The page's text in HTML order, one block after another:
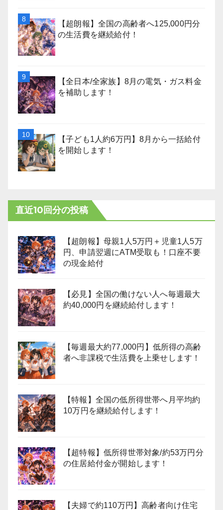
【超朗報】全国の高齢者へ125,000円分
の生活費を継続給付！
【全日本/全家族】8月の電気・ガス料金
を補助します！
【子ども1人約6万円】8月から一括給付
を開始します！
直近10回分の投稿
【超朗報】母親1人5万円＋児童1人5万
円、申請翌週にATM受取も！口座不要
の現金給付
【必見】全国の働けない人へ毎週最大
約40,000円を継続給付します！
【毎週最大約77,000円】低所得の高齢
者へ非課税で生活費を上乗せします！
【特報】全国の低所得世帯へ月平均約
10万円を継続給付します！
【超特報】低所得世帯対象/約53万円分
の住居給付金が開始します！
【夫婦で約110万円】高齢者向け住宅